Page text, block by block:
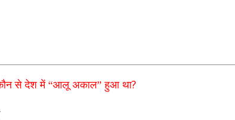
से देश में “आलू अकाल” हुआ था?